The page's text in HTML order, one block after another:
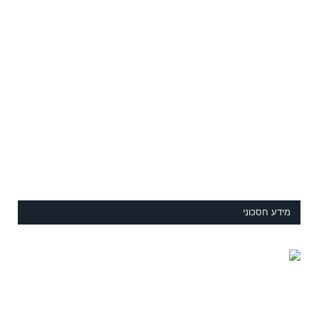
מידע חסכוני